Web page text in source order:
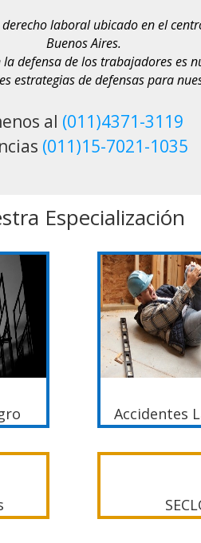
laboral ubicado en el
Buenos Aires.
defensa de los trabajadores es
estrategias de defensas para
al (011)4371-3119
(011)15-7021-1035
Especialización
Accidentes